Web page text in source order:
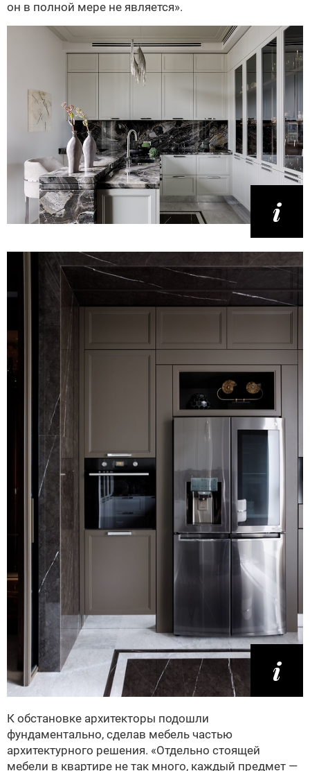
он в полной мере не является».
К обстановке архитекторы подошли
фундаментально, сделав мебель частью
архитектурного решения. «Отдельно стоящей
мебели в квартире не так много, каждый предмет —